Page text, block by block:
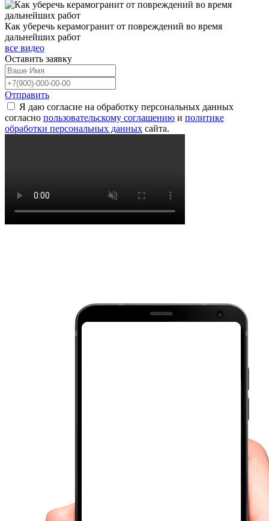
Как уберечь керамогранит от повреждений во время
дальнейших работ
все видео
Оставить заявку
Отправить
Я даю согласие на обработку персональных данных
согласно пользовательскому соглашению и политике
обработки персональных данных сайта.